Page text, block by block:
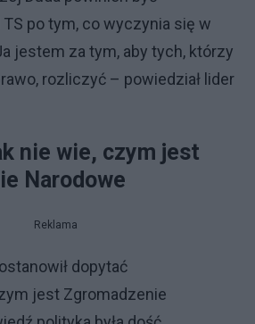
po tym, co wyczynia się w
jestem za tym, aby tych, którzy
rozliczyć – powiedział lider
nie wie, czym jest
Narodowe
Reklama
dopytać
jest Zgromadzenie